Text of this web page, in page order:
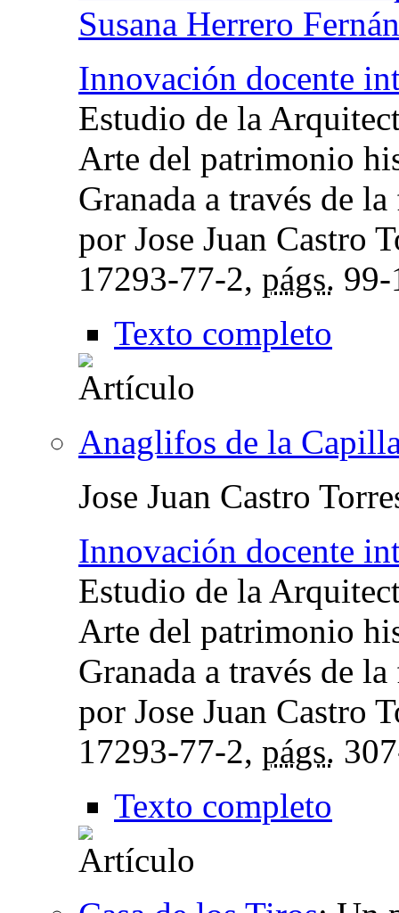
Susana Herrero
Innovación docente
Estudio de la
Arte del patrimonio
Granada a través de
por Jose Juan Castro
17293-77-2, págs. 99-
Texto completo
Anaglifos de la
Jose Juan Castro
Innovación docente
Estudio de la
Arte del patrimonio
Granada a través de
por Jose Juan Castro
17293-77-2, págs.
Texto completo